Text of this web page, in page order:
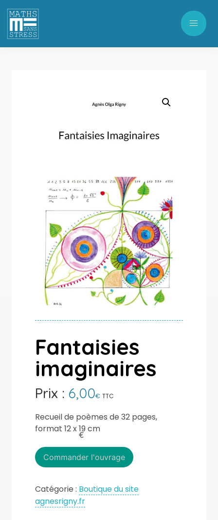
Fantaisies
imaginaires
6,00€ TTC
Recueil de poèmes de 32 pages,
format 12 x 19 cm
Commander l'ouvrage
Catégorie : Boutique du site
agnesrigny.fr